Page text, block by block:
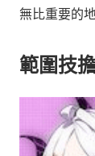
無比重要的
範圍技